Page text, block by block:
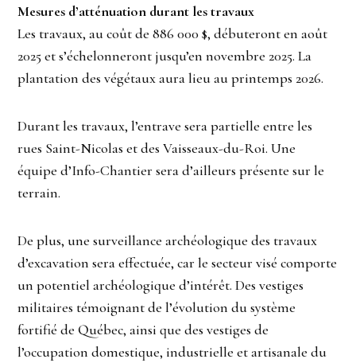
Mesures d’atténuation durant les travaux
Les travaux, au coût de 886 000 $, débuteront en août
2025 et s’échelonneront jusqu’en novembre 2025. La
plantation des végétaux aura lieu au printemps 2026.
Durant les travaux, l’entrave sera partielle entre les
rues Saint-Nicolas et des Vaisseaux-du-Roi. Une
équipe d’Info-Chantier sera d’ailleurs présente sur le
terrain.
De plus, une surveillance archéologique des travaux
d’excavation sera effectuée, car le secteur visé comporte
un potentiel archéologique d’intérêt. Des vestiges
militaires témoignant de l’évolution du système
fortifié de Québec, ainsi que des vestiges de
l’occupation domestique, industrielle et artisanale du